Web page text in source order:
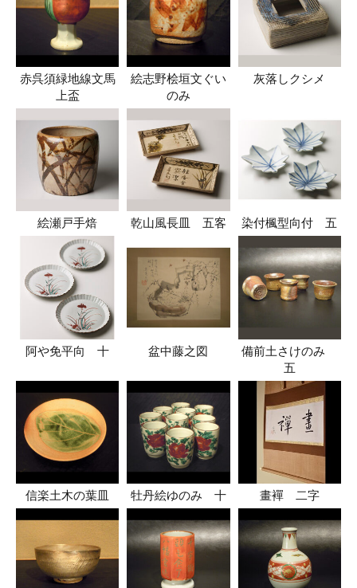
赤呉須緑地線文馬
上盃
絵志野桧垣文ぐい
のみ
灰落しクシメ
絵瀬戸手焙 乾山風長皿 五客 染付楓型向付 五
阿や免平向 十 盆中藤之図
備前土さけのみ
五
信楽土木の葉皿 牡丹絵ゆのみ 十 畫襌 二字